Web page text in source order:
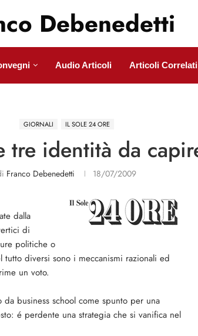
Debenedetti
Audio Articoli Articoli Correlati
GIORNALI IL SOLE 24 ORE
tre identità da
Franco Debenedetti 18/07/2009
dalla
di
politiche o
diversi sono i meccanismi razionali ed
un voto.
business school come spunto per una
é perdente una strategia che si vanifica nel